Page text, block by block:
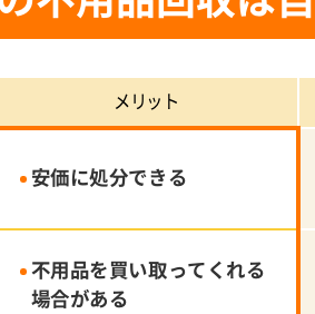
メリット
安価に処分できる
不用品を買い取ってくれる
場合がある